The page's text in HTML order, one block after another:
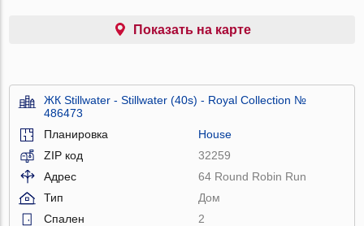
Показать на карте
ЖК Stillwater - Stillwater (40s) - Royal Collection №
486473
Планировка
House
ZIP код
32259
Адрес
64 Round Robin Run
Тип
Дом
Спален
2